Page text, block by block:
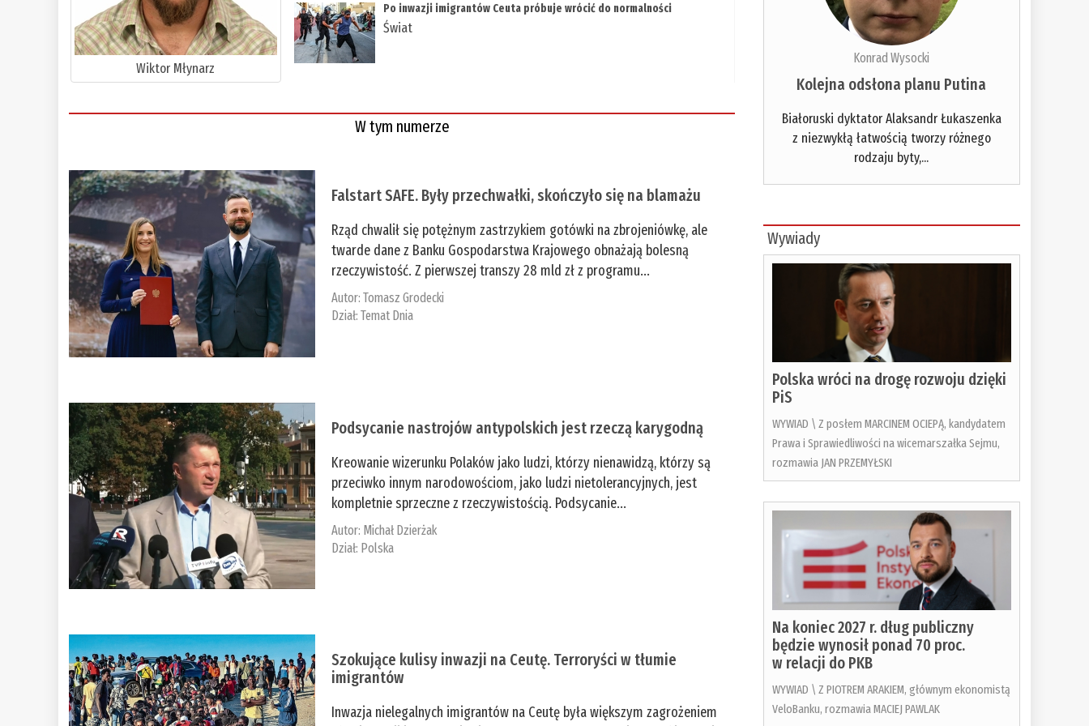
Wiktor Młynarz
Po inwazji imigrantów Ceuta próbuje wrócić do normalności
Świat
W tym numerze
Falstart SAFE. Były przechwałki, skończyło się na blamażu
Rząd chwalił się potężnym zastrzykiem gotówki na zbrojeniówkę, ale
twarde dane z Banku Gospodarstwa Krajowego obnażają bolesną
rzeczywistość. Z pierwszej transzy 28 mld zł z programu...
Autor:Tomasz Grodecki
Dział:Temat Dnia
Podsycanie nastrojów antypolskich jest rzeczą karygodną
Kreowanie wizerunku Polaków jako ludzi, którzy nienawidzą, którzy są
przeciwko innym narodowościom, jako ludzi nietolerancyjnych, jest
kompletnie sprzeczne z rzeczywistością. Podsycanie...
Autor: Michał Dzierżak
Dział: Polska
Szokujące kulisy inwazji na Ceutę. Terroryści w tłumie
imigrantów
Inwazja nielegalnych imigrantów na Ceutę była większym zagrożeniem
Konrad Wysocki
Kolejna odsłona planu Putina
Białoruski dyktator Alaksandr Łukaszenka
z niezwykłą łatwością tworzy różnego
rodzaju byty,...
Wywiady
Polska wróci na drogę rozwoju dzięki
PiS
WYWIAD \ Z posłem MARCINEM OCIEPĄ, kandydatem
Prawa i Sprawiedliwości na wicemarszałka Sejmu,
rozmawia JAN PRZEMYŁSKI
Na koniec 2027 r. dług publiczny
będzie wynosił ponad 70 proc.
w relacji do PKB
WYWIAD \ Z PIOTREM ARAKIEM, głównym ekonomistą
VeloBanku, rozmawia MACIEJ PAWLAK